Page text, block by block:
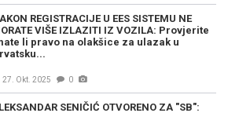
REGISTRACIJE U EES SISTEMU NE
VIŠE IZLAZITI IZ VOZILA: Provjerite
li pravo na olakšice za ulazak u
27. Okt. 2025 0
SENIČIĆ OTVORENO ZA "SB":